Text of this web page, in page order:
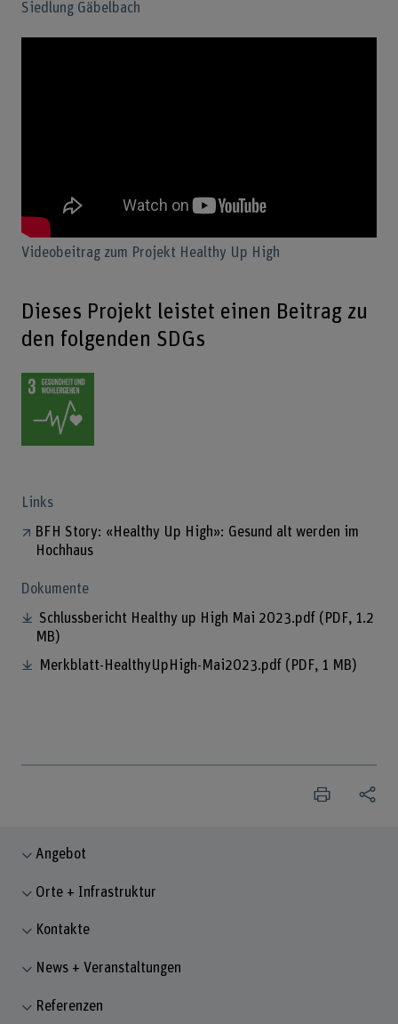
Siedlung Gäbelbach
Videobeitrag zum Projekt Healthy Up High
Dieses Projekt leistet einen Beitrag zu
den folgenden SDGs
Links
BFH Story: «Healthy Up High»: Gesund alt werden im
Hochhaus
Dokumente
Schlussbericht Healthy up High Mai 2023.pdf (PDF, 1.2
MB)
Merkblatt-HealthyUpHigh-Mai2023.pdf (PDF, 1 MB)
Angebot
Orte + Infrastruktur
Kontakte
News + Veranstaltungen
Referenzen